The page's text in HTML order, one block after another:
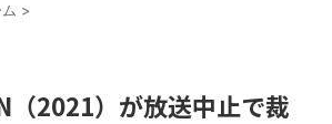
>
（2021）が放送中止で裁